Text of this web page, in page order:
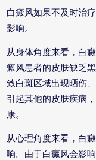
白癜风如果不及时治
影响。
从身体角度来看，白
癜风患者的皮肤缺乏
致白斑区域出现晒伤
引起其他的皮肤疾病
康。
从心理角度来看，白
响。由于白癜风会影